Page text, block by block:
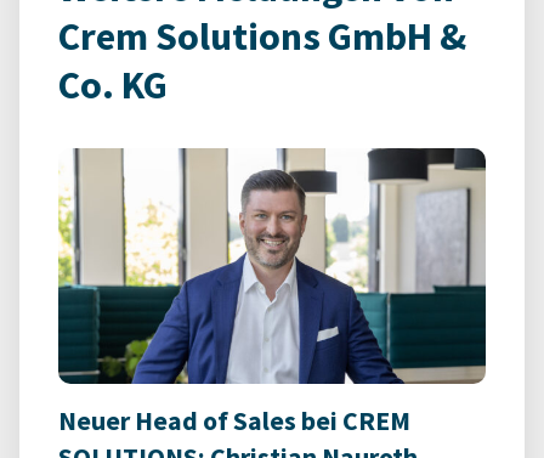
Crem Solutions GmbH &
Co. KG
Neuer Head of Sales bei CREM